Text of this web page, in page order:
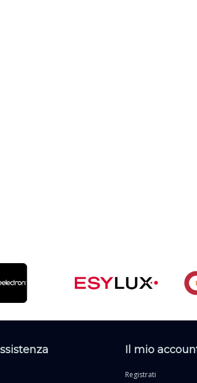
Il mio
Registrati